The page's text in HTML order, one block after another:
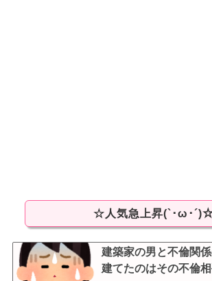
☆人気急上昇(`･ω･
建築家の男と不倫関
建てたのはその不倫相